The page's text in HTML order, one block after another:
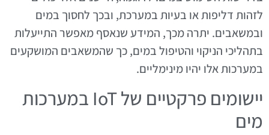
לזהות דליפות או בעיות במערכת, ובכך לחסוך במים
ובמשאבים. יתרה מכך, המידע שנאסף מאפשר התייעלות
בתהליכי הניקוי והטיפול במים, כך שהמשאבים המושקעים
במערכות אלו יהיו מינימליים.
יישומים פרקטיים של IoT במערכות
מים